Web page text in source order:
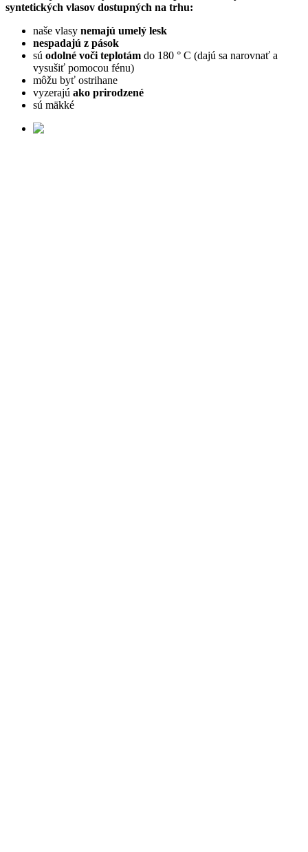
syntetických vlasov dostupných na trhu:
naše vlasy nemajú umelý lesk
nespadajú z pások
sú odolné voči teplotám do 180 ° C (dajú sa narovnať a
vysušiť pomocou fénu)
môžu byť ostrihane
vyzerajú ako prirodzené
sú mäkké